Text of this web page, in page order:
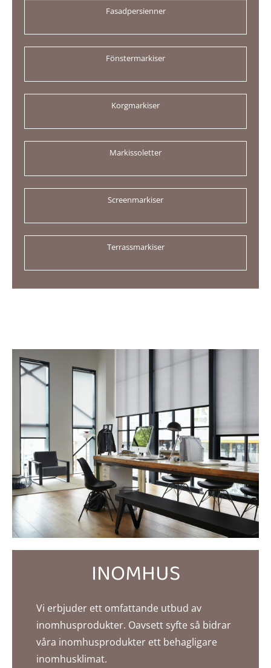
Fasadpersienner
Fönstermarkiser
Korgmarkiser
Markissoletter
Screenmarkiser
Terrassmarkiser
INOMHUS
Vi erbjuder ett omfattande utbud av
inomhusprodukter. Oavsett syfte så bidrar
våra inomhusprodukter ett behagligare
inomhusklimat.